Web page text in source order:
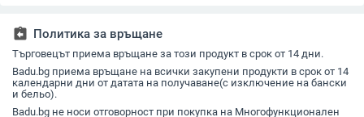
assignment_return Политика за връщане
Търговецът приема връщане за този продукт в срок от 14 дни.
Badu.bg приема връщане на всички закупени продукти в срок от 14
календарни дни от датата на получаване(с изключение на бански
и бельо).
Badu.bg не носи отговорност при покупка на Многофункционален